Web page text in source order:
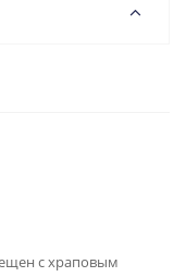
с храповым